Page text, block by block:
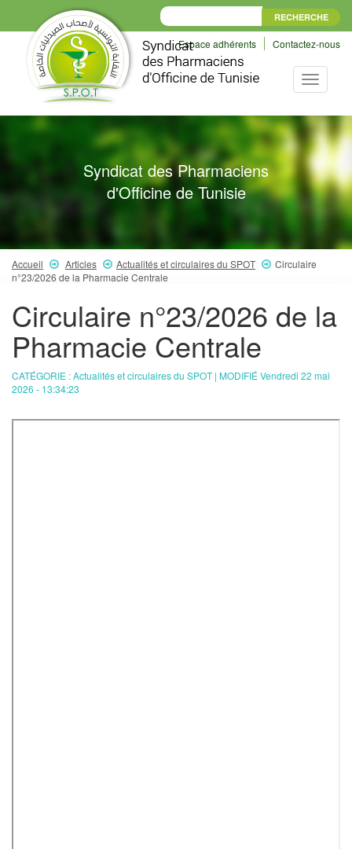
Espace adhérents Contactez-nous
Toggle
Syndicat des Pharmaciens
d'Officine de Tunisie
Accueil Articles Actualités et circulaires du SPOT
Circulaire
n°23/2026 de la Pharmacie Centrale
Circulaire n°23/2026 de la
Pharmacie Centrale
CATÉGORIE : Actualités et circulaires du SPOT | MODIFIÉ Vendredi 22 mai
2026 - 13:34:23